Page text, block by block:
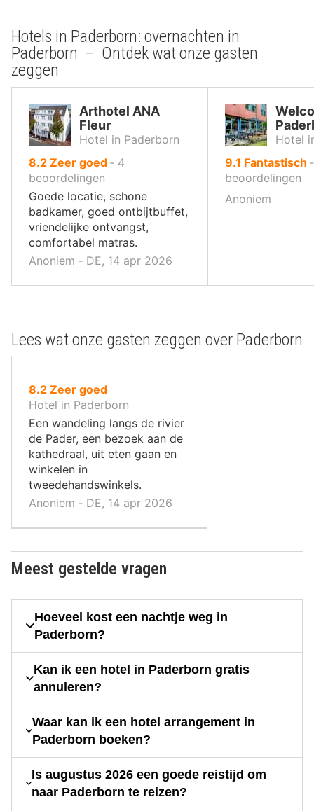
Hotels in Paderborn: overnachten in
Paderborn – Ontdek wat onze gasten
zeggen
Arthotel ANA
Fleur
Hotel in Paderborn
8.2 uit
10
,
Zeer goed ‐ 4
beoordelingen
Goede locatie, schone
badkamer, goed ontbijtbuffet,
vriendelijke ontvangst,
comfortabel matras.
Anoniem ‐ DE, 14 apr 2026
Hotel
9.1 uit
10
Fantastisch
beoordelingen
Anoniem
Lees wat onze gasten zeggen over Paderborn
8.2 uit
10
,
Zeer goed
Hotel in Paderborn
Een wandeling langs de rivier
de Pader, een bezoek aan de
kathedraal, uit eten gaan en
winkelen in
tweedehandswinkels.
Anoniem ‐ DE, 14 apr 2026
Meest gestelde vragen
Hoeveel kost een nachtje weg in
Paderborn?
Kan ik een hotel in Paderborn gratis
annuleren?
Waar kan ik een hotel arrangement in
Paderborn boeken?
Is augustus 2026 een goede reistijd om
naar Paderborn te reizen?